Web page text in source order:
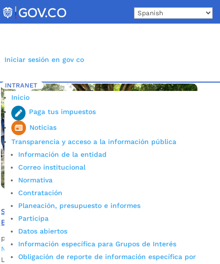
to
content
Iniciar sesión en gov co
INTRANET
Inicio
Paga tus impuestos
Noticias
Transparencia y acceso a la información pública
Información de la entidad
Correo institucional
Normativa
Contratación
Planeación, presupuesto e informes
Participa
Datos abiertos
Información específica para Grupos de Interés
Obligación de reporte de información específica por
Inicio 5 Etiqueta: Jóvenes en Acción Bucaramanga
Se inició el tercer pago de Jóvenes en Acción en
Bucaramanga
por
Noticias
La tercera jornada de entrega de incentivos del programa